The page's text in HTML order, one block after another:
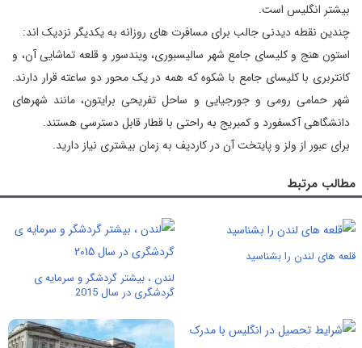
بیشتر انگلیس است.
چندین نقطه دیدنی جالب برای مسافرت های روزانه به یکدیگر نزدیک اند:
استون هنج و کلیسای جامع شهر سالیسبوری، ویندسور و قلعه تماشایی آن، و
کانتربری با کلیسای جامع با شکوه که همه در یک محور دو ساعته قرار دارند.
شهر حمامی رومی و جورجیایی و ساحل تفریحی برایتون، مانند شهرهای
دانشگاهی آکسفورد و کمبریج به راحتی با قطار قابل دسترسی هستند.
برای عبور از ولز و پایتخت آن در کاردیف به زمان بیشتری نیاز دارید.
مطالب مرتبط
قلعه های لندن را بشناسید
لندن ، بیشتر گردشگر و سرمایه ی
گردشگری در سال 2015